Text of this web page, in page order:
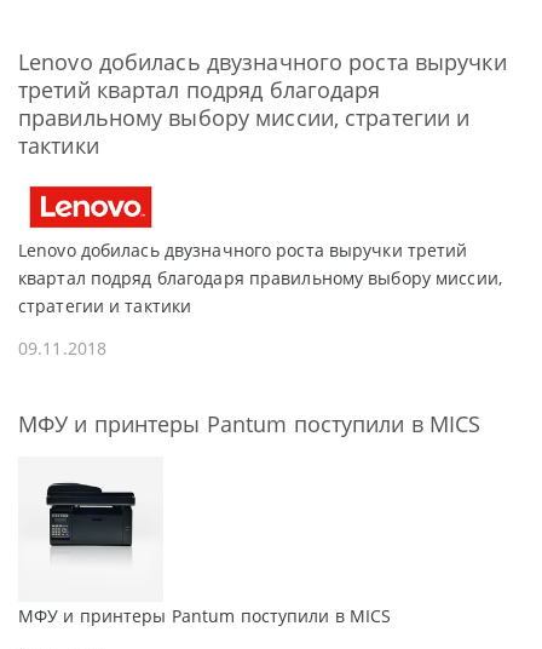
Lenovo добилась двузначного роста выручки
третий квартал подряд благодаря
правильному выбору миссии, стратегии и
тактики
Lenovo добилась двузначного роста выручки третий
квартал подряд благодаря правильному выбору миссии,
стратегии и тактики
09.11.2018
МФУ и принтеры Pantum поступили в MICS
МФУ и принтеры Pantum поступили в MICS